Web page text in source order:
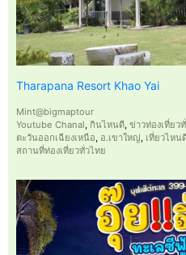
Tharapana Resort Khao Yai
Mint@bigmaptour
Youtube Chanal กินไหนดี ข่าวท่องเที่ยว
ตะวันออกเฉียงเหนือ อ.เขาใหญ่ เที่ยวไหน
สถานที่ท่องเที่ยวทั่วไทย